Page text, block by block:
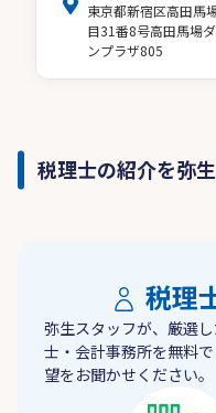
東京都新宿区高田馬
目31番8号高田馬場
ンプラザ805
税理士の紹介を弥
税理
弥生スタッフが、厳選
士・会計事務所を無料
望をお聞かせください。